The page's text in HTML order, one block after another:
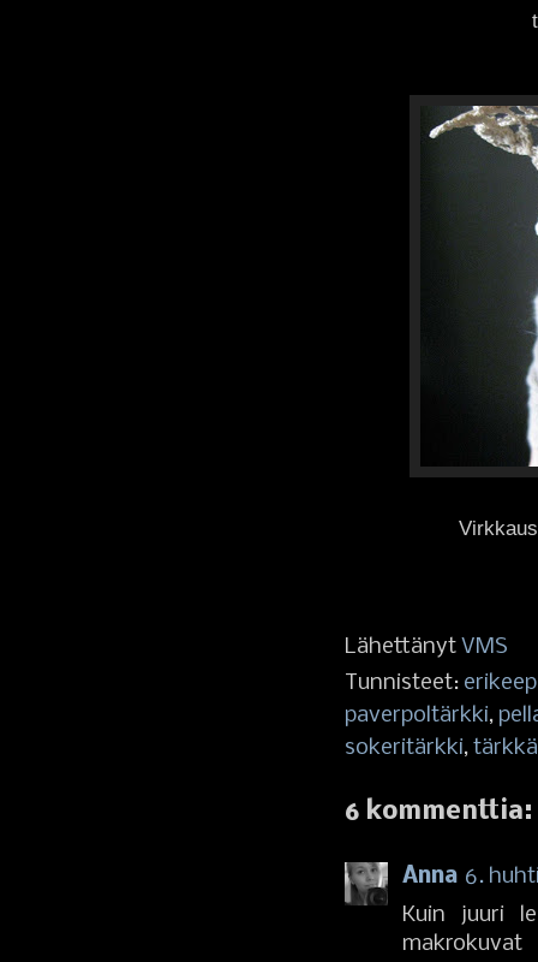
Lähettänyt VMS
Tunnisteet:
paverpoltärkki,
sokeritärkki,
6 kommenttia:
Anna 6.
Kuin juuri